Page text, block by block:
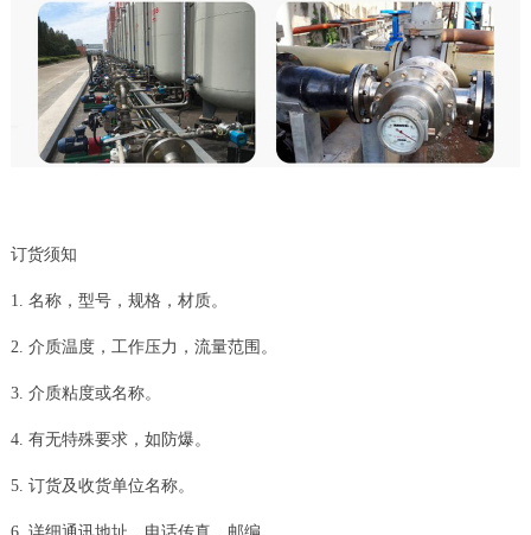
订货须知
1. 名称，型号，规格，材质。
2. 介质温度，工作压力，流量范围。
3. 介质粘度或名称。
4. 有无特殊要求，如防爆。
5. 订货及收货单位名称。